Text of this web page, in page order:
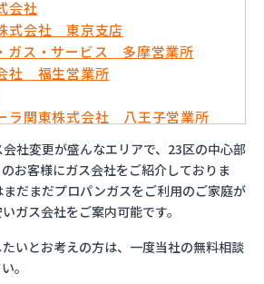
会社
式会社 東京支店
ガス・サービス 多摩営業所
社 福生営業所
ラ関東株式会社 八王子営業所
限会社
会社 東京営業所
ング株式会社
社
社変更が盛んなエリアで、23区の中心部
お客様にガス会社をご紹介しておりま
だまだプロパンガスをご利用のご家庭が
ガス会社をご案内可能です。
いとお考えの方は、一度当社の無料相談
。